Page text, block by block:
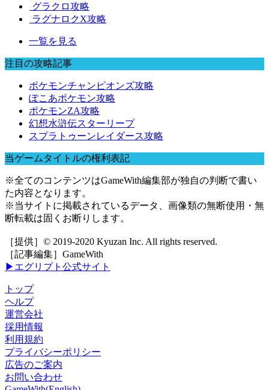
グラクロ攻略
ラグナロクX攻略
一覧を見る
注目の攻略記事
ポケモンチャンピオンズ攻略
ぽこあポケモン攻略
ポケモンZA攻略
幻想水滸伝スターリープ
スプラトゥーンレイダース攻略
当ゲームタイトルの権利表記
※全てのコンテンツはGameWith編集部が独自の判断で書い
た内容となります。
※当サイトに掲載されているデータ、画像類の無断使用・無
断転載は固くお断りします。
［提供］© 2019-2020 Kyuzan Inc. All rights reserved.
［記事編集］GameWith
▶エグリプト公式サイト
トップ
ヘルプ
運営会社
採用情報
利用規約
プライバシーポリシー
広告のご案内
お問い合わせ